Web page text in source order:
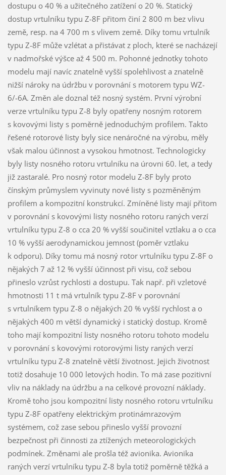
dostupu o 40 % a užitečného zatížení o 20 %. Statický
dostup vrtulníku typu Z-8F přitom činí 2 800 m bez vlivu
země, resp. na 4 700 m s vlivem země. Díky tomu vrtulník
typu Z-8F může vzlétat a přistávat z ploch, které se nacházejí
v nadmořské výšce až 4 500 m. Pohonné jednotky tohoto
modelu mají navíc znatelně vyšší spolehlivost a znatelně
nižší nároky na údržbu v porovnání s motorem typu WZ-
6/-6A. Změn ale doznal též nosný systém. První výrobní
verze vrtulníku typu Z-8 byly opatřeny nosným rotorem
s kovovými listy s poměrně jednoduchým profilem. Takto
řešené rotorové listy byly sice nenáročné na výrobu, měly
však malou účinnost a vysokou hmotnost. Technologicky
byly listy nosného rotoru vrtulníku na úrovni 60. let, a tedy
již zastaralé. Pro nosný rotor modelu Z-8F byly proto
čínským průmyslem vyvinuty nové listy s pozměněným
profilem a kompozitní konstrukcí. Zmíněné listy mají přitom
v porovnání s kovovými listy nosného rotoru raných verzí
vrtulníku typu Z-8 o cca 20 % vyšší součinitel vztlaku a o cca
10 % vyšší aerodynamickou jemnost (poměr vztlaku
k odporu). Díky tomu má nosný rotor vrtulníku typu Z-8F o
nějakých 7 až 12 % vyšší účinnost při visu, což sebou
přineslo vzrůst rychlosti a dostupu. Tak např. při vzletové
hmotnosti 11 t má vrtulník typu Z-8F v porovnání
s vrtulníkem typu Z-8 o nějakých 20 % vyšší rychlost a o
nějakých 400 m větší dynamický i statický dostup. Kromě
toho mají kompozitní listy nosného rotoru tohoto modelu
v porovnání s kovovými rotorovými listy raných verzí
vrtulníku typu Z-8 znatelně větší životnost. Jejich životnost
totiž dosahuje 10 000 letových hodin. To má zase pozitivní
vliv na náklady na údržbu a na celkové provozní náklady.
Kromě toho jsou kompozitní listy nosného rotoru vrtulníku
typu Z-8F opatřeny elektrickým protinámrazovým
systémem, což zase sebou přineslo vyšší provozní
bezpečnost při činnosti za ztížených meteorologických
podmínek. Změnami ale prošla též avionika. Avionika
raných verzí vrtulníku typu Z-8 byla totiž poměrně těžká a